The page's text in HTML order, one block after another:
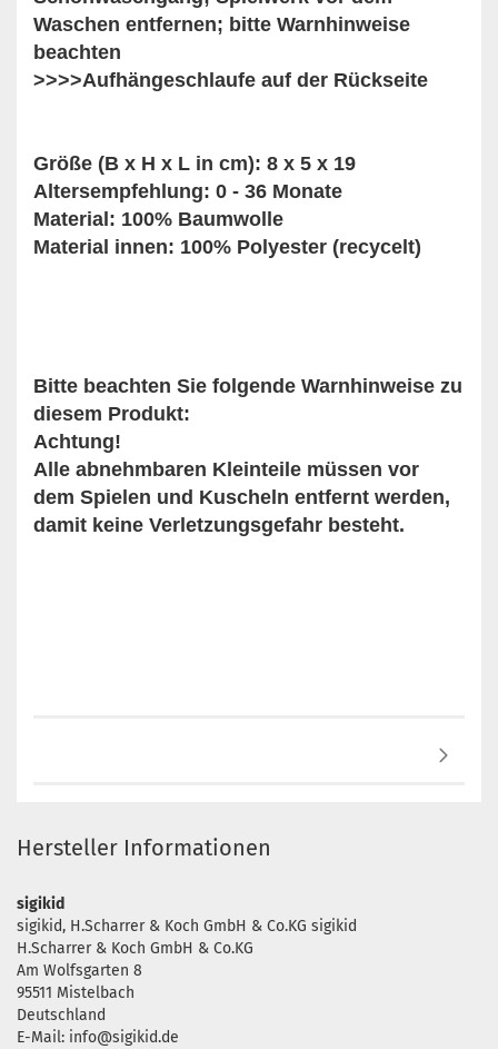
Waschen entfernen; bitte Warnhinweise
beachten
>>>>Aufhängeschlaufe auf der Rückseite
Größe (B x H x L in cm): 8 x 5 x 19
Altersempfehlung: 0 - 36 Monate
Material: 100% Baumwolle
Material innen: 100% Polyester (recycelt)
Bitte beachten Sie folgende Warnhinweise zu
diesem Produkt:
Achtung!
Alle abnehmbaren Kleinteile müssen vor
dem Spielen und Kuscheln entfernt werden,
damit keine Verletzungsgefahr besteht.
Hersteller Informationen
sigikid
sigikid, H.Scharrer & Koch GmbH & Co.KG sigikid
H.Scharrer & Koch GmbH & Co.KG
Am Wolfsgarten 8
95511 Mistelbach
Deutschland
E-Mail: info@sigikid.de